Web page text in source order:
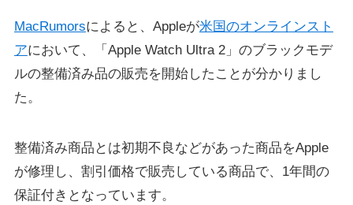
MacRumorsによると、Appleが米国のオンラインスト
アにおいて、「Apple Watch Ultra 2」のブラックモデ
ルの整備済み品の販売を開始したことが分かりまし
た。
整備済み商品とは初期不良などがあった商品をApple
が修理し、割引価格で販売している商品で、1年間の
保証付きとなっています。